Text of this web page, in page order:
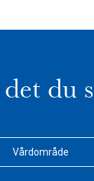
du
Vårdområde